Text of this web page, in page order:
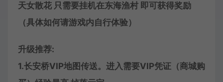
天女散花 只需要挂机在东海渔村 即可获得奖励
（具体如何请游戏内自行体验）
升级推荐:
1.长安桥VIP地图传送。进入需要VIP凭证（商城购